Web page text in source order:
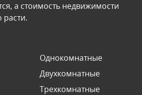
а стоимость недвижимости
расти.
Однокомнатные
Двухкомнатные
Трехкомнатные